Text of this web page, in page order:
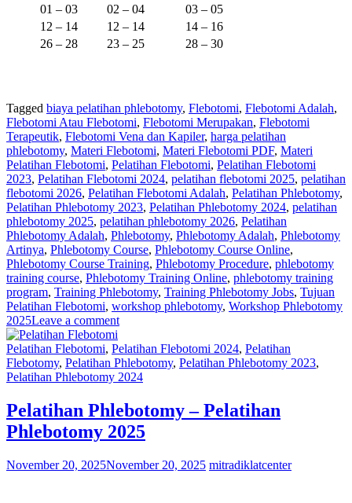
01 – 03
02 – 04
03 – 05
12 – 14
12 – 14
14 – 16
26 – 28
23 – 25 28 – 30
Tagged biaya pelatihan phlebotomy, Flebotomi, Flebotomi Adalah,
Flebotomi Atau Flebotomi, Flebotomi Merupakan, Flebotomi
Terapeutik, Flebotomi Vena dan Kapiler, harga pelatihan
phlebotomy, Materi Flebotomi, Materi Flebotomi PDF, Materi
Pelatihan Flebotomi, Pelatihan Flebotomi, Pelatihan Flebotomi
2023, Pelatihan Flebotomi 2024, pelatihan flebotomi 2025, pelatihan
flebotomi 2026, Pelatihan Flebotomi Adalah, Pelatihan Phlebotomy,
Pelatihan Phlebotomy 2023, Pelatihan Phlebotomy 2024, pelatihan
phlebotomy 2025, pelatihan phlebotomy 2026, Pelatihan
Phlebotomy Adalah, Phlebotomy, Phlebotomy Adalah, Phlebotomy
Artinya, Phlebotomy Course, Phlebotomy Course Online,
Phlebotomy Course Training, Phlebotomy Procedure, phlebotomy
training course, Phlebotomy Training Online, phlebotomy training
program, Training Phlebotomy, Training Phlebotomy Jobs, Tujuan
Pelatihan Flebotomi, workshop phlebotomy, Workshop Phlebotomy
2025Leave a comment
Pelatihan Flebotomi, Pelatihan Flebotomi 2024, Pelatihan
Flebotomy, Pelatihan Phlebotomy, Pelatihan Phlebotomy 2023,
Pelatihan Phlebotomy 2024
Pelatihan Phlebotomy – Pelatihan
Phlebotomy 2025
November 20, 2025November 20, 2025 mitradiklatcenter